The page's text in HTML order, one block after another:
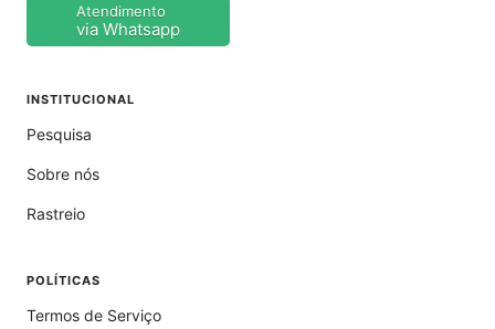
Atendimento
via Whatsapp
INSTITUCIONAL
Pesquisa
Sobre nós
Rastreio
POLÍTICAS
Termos de Serviço